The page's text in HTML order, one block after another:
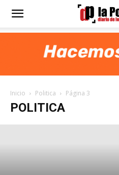
Diario
Portada
Inicio Politica Página 3
POLITICA
pago de salarios
LaPortada 8 junio, 2017